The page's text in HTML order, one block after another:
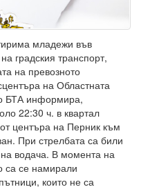
младежи във
градския транспорт,
на превозното
на Областната
БТА информира,
22:30 ч. в квартал
центъра на Перник към
При стрелбата са били
на водача. В момента на
са се намирали
които не са